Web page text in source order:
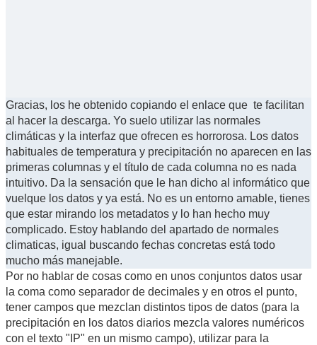
Gracias, los he obtenido copiando el enlace que te facilitan
al hacer la descarga. Yo suelo utilizar las normales
climáticas y la interfaz que ofrecen es horrorosa. Los datos
habituales de temperatura y precipitación no aparecen en las
primeras columnas y el título de cada columna no es nada
intuitivo. Da la sensación que le han dicho al informático que
vuelque los datos y ya está. No es un entorno amable, tienes
que estar mirando los metadatos y lo han hecho muy
complicado. Estoy hablando del apartado de normales
climaticas, igual buscando fechas concretas está todo
mucho más manejable.
Por no hablar de cosas como en unos conjuntos datos usar
la coma como separador de decimales y en otros el punto,
tener campos que mezclan distintos tipos de datos (para la
precipitación en los datos diarios mezcla valores numéricos
con el texto "IP" en un mismo campo), utilizar para la